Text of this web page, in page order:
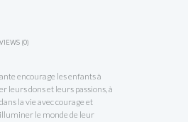
(0)
encourage les enfants à
leurs dons et leurs passions, à
la vie avec courage et
le monde de leur